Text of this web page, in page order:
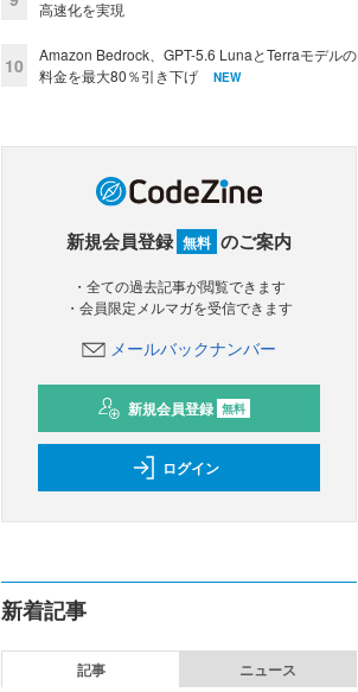
高速化を実現
10
Amazon Bedrock、GPT-5.6 LunaとTerraモデルの
料金を最大80％引き下げ
NEW
新規会員登録 無料 のご案内
・全ての過去記事が閲覧できます
・会員限定メルマガを受信できます
メールバックナンバー
新規会員登録 無料
ログイン
新着記事
記事 ニュース